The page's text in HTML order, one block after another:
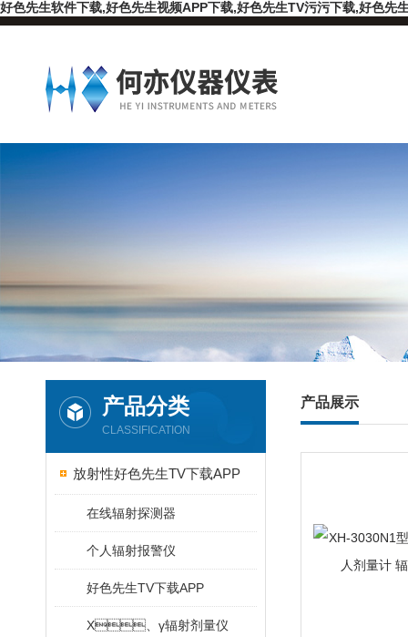
好色先生软件下载,好色先生视频APP下载,好色先生TV污污下载,好色先
产品分类
CLASSIFICATION
放射性好色先生TV下载APP
在线辐射探测器
个人辐射报警仪
好色先生TV下载APP
X、γ辐射剂量仪
产品展示